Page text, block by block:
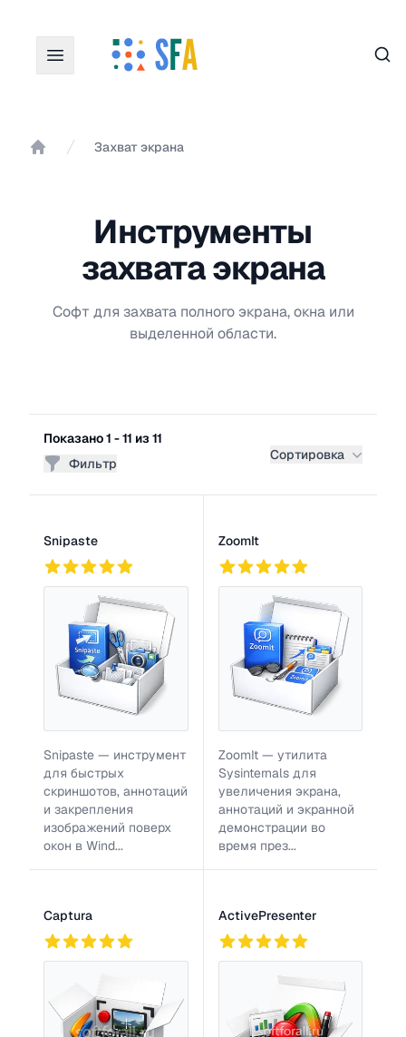
Захват экрана
Инструменты
захвата экрана
Софт для захвата полного экрана, окна или
выделенной области.
Показано 1 - 11 из 11
Фильтр
Сортировка
Snipaste
Snipaste — инструмент
для быстрых
скриншотов, аннотаций
и закрепления
изображений поверх
окон в Wind...
ZoomIt
ZoomIt — утилита
Sysinternals для
увеличения экрана,
аннотаций и экранной
демонстрации во
время през...
Captura ActivePresenter